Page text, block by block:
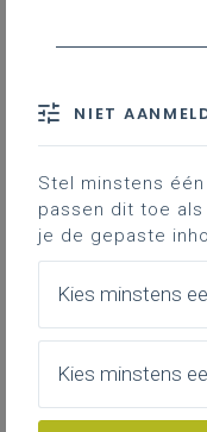
NIET
Stel minstens
passen dit toe
je de gepaste
Kies minstens
Kies minstens